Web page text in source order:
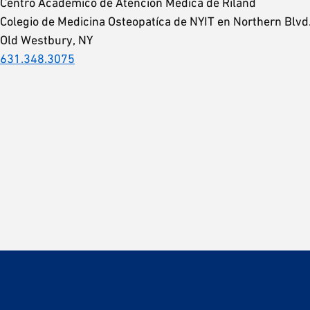
Colegio de Medicina Osteopatíca de NYIT en Northern
Old Westbury, NY
631.348.3075